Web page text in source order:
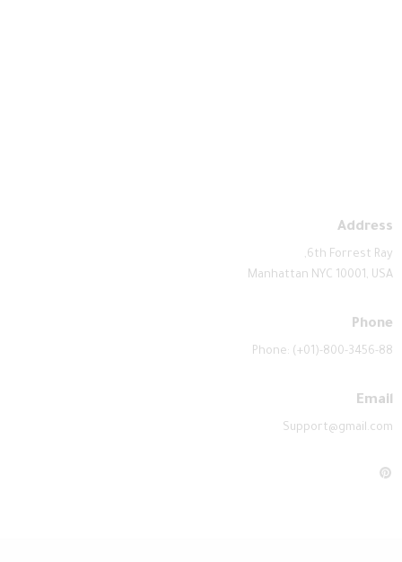
Address
6th Forrest Ray,
Manhattan NYC 10001, USA
Phone
Phone: (+01)-800-3456-88
Email
Support@gmail.com